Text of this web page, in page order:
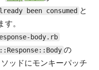
been consumed と
。
body.rb
の
ソッドにモンキーパッチ